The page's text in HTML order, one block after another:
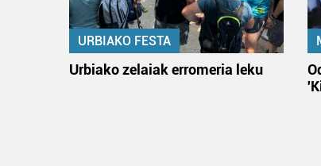
URBIAKO FESTA
Urbiako zelaiak erromeria leku